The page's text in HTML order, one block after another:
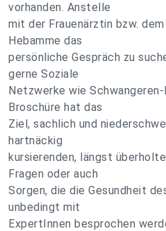
vorhanden. Anstelle
mit der Frauenärztin bzw.
Hebamme das
persönliche Gespräch zu
gerne Soziale
Netzwerke wie
Broschüre hat das
Ziel, sachlich und
hartnäckig
kursierenden, längst
Fragen oder auch
Sorgen, die die Gesundheit
unbedingt mit
ExpertInnen besprochen